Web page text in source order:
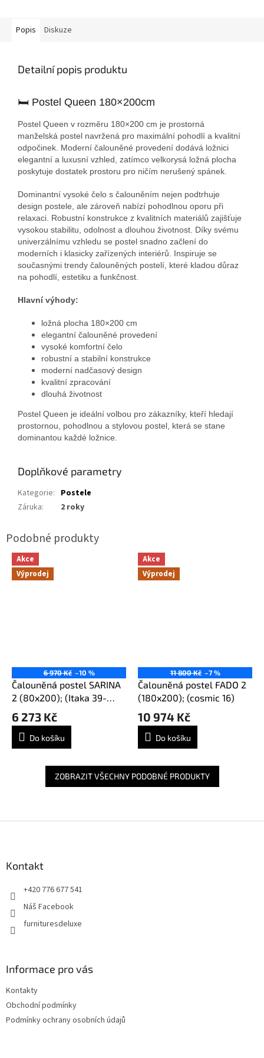
Popis Diskuze
Detailní popis produktu
🛏 Postel Queen 180×200cm
Postel Queen v rozměru 180×200 cm je prostorná
manželská postel navržená pro maximální pohodlí a kvalitní
odpočinek. Moderní čalouněné provedení dodává ložnici
elegantní a luxusní vzhled, zatímco velkorysá ložná plocha
poskytuje dostatek prostoru pro ničím nerušený spánek.
Dominantní vysoké čelo s čalouněním nejen podtrhuje
design postele, ale zároveň nabízí pohodlnou oporu při
relaxaci. Robustní konstrukce z kvalitních materiálů zajišťuje
vysokou stabilitu, odolnost a dlouhou životnost. Díky svému
univerzálnímu vzhledu se postel snadno začlení do
moderních i klasicky zařízených interiérů. Inspiruje se
současnými trendy čalouněných postelí, které kladou důraz
na pohodlí, estetiku a funkčnost.
Hlavní výhody:
ložná plocha 180×200 cm
elegantní čalouněné provedení
vysoké komfortní čelo
robustní a stabilní konstrukce
moderní nadčasový design
kvalitní zpracování
dlouhá životnost
Postel Queen je ideální volbou pro zákazníky, kteří hledají
prostornou, pohodlnou a stylovou postel, která se stane
dominantou každé ložnice.
Doplňkové parametry
Kategorie: Postele
Záruka: 2 roky
Akce
Výprodej
6 970 Kč –10 %
Čalouněná postel SARINA
2 (80x200); (Itaka 39-
pravá)
6 273 Kč
Do košíku
Akce
Výprodej
11 800 Kč –7 %
Čalouněná postel FADO 2
(180x200); (cosmic 16)
10 974 Kč
Do košíku
ZOBRAZIT VŠECHNY PODOBNÉ PRODUKTY
Kontakt
+420 776 677 541
Náš Facebook
furnituresdeluxe
Informace pro vás
Kontakty
Obchodní podmínky
Podmínky ochrany osobních údajů